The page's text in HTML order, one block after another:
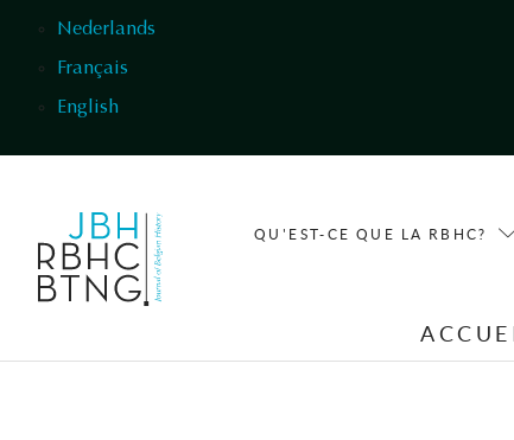
Nederlands
Français
English
QU'EST-CE QUE LA RBHC?